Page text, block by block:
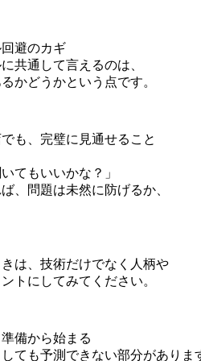
回避のカギ
共通して言えるのは、
かどうかという点です。
も、完璧に見通せること
てもいいかな？」
、問題は未然に防げるか、
は、技術だけでなく人柄や
トにしてみてください。
備から始まる
ても予測できない部分がありま